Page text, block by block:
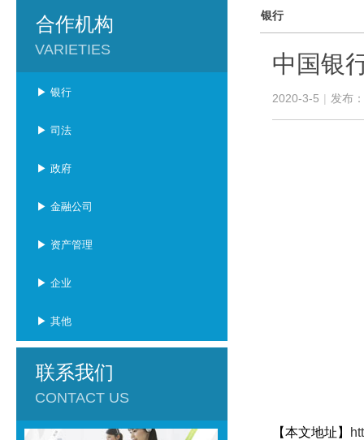
银行
中国银
2020-3-5 | 发布：
【本文地址】
合作机构
VARIETIES
▶ 银行
▶ 司法
▶ 政府
▶ 金融公司
▶ 资产管理
▶ 企业
▶ 其他
联系我们
CONTACT US